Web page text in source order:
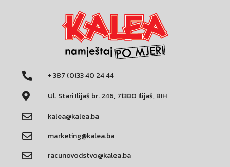
+ 387 (0)33 40 24 44
Ul. Stari Ilijaš br. 246, 71380 Ilijaš, BIH
kalea@kalea.ba
marketing@kalea.ba
racunovodstvo@kalea.ba